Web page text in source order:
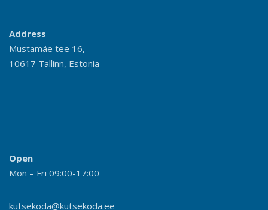
Address
Mustamäe tee 16,
10617 Tallinn, Estonia
Open
Mon – Fri 09:00-17:00
kutsekoda@kutsekoda.ee